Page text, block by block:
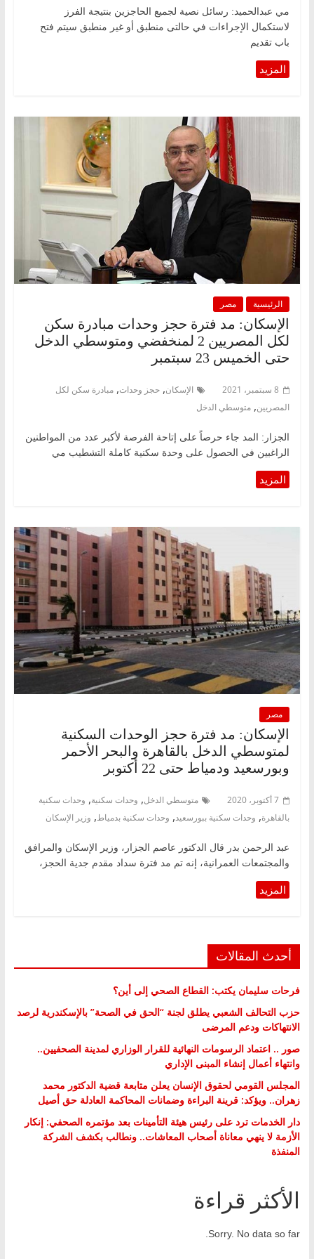
مي عبدالحميد: رسائل نصية لجميع الحاجزين بنتيجة الفرز
لاستكمال الإجراءات في حالتى منطبق أو غير منطبق سيتم فتح
باب تقديم
الرئيسية مصر
الإسكان: مد فترة حجز وحدات مبادرة سكن
لكل المصريين 2 لمنخفضي ومتوسطي الدخل
حتى الخميس 23 سبتمبر
8 سبتمبر، 2021 الإسكان, حجز وحدات, مبادرة سكن لكل
المصريين, متوسطي الدخل
الجزار: المد جاء حرصاً على إتاحة الفرصة لأكبر عدد من المواطنين
الراغبين في الحصول على وحدة سكنية كاملة التشطيب مي
مصر
الإسكان: مد فترة حجز الوحدات السكنية
لمتوسطي الدخل بالقاهرة والبحر الأحمر
وبورسعيد ودمياط حتى 22 أكتوبر
7 أكتوبر، 2020 متوسطي الدخل, وحدات سكنية, وحدات سكنية
بالقاهرة, وحدات سكنية ببورسعيد, وحدات سكنية بدمياط, وزير الإسكان
عبد الرحمن بدر قال الدكتور عاصم الجزار، وزير الإسكان والمرافق
والمجتمعات العمرانية، إنه تم مد فترة سداد مقدم جدية الحجز،
أحدث المقالات
فرحات سليمان يكتب: القطاع الصحي إلى أين؟
حزب التحالف الشعبي يطلق لجنة “الحق في الصحة” بالإسكندرية لرصد
الانتهاكات ودعم المرضى
صور .. اعتماد الرسومات النهائية للقرار الوزاري لمدينة الصحفيين..
وانتهاء أعمال إنشاء المبنى الإداري
المجلس القومي لحقوق الإنسان يعلن متابعة قضية الدكتور محمد
زهران.. ويؤكد: قرينة البراءة وضمانات المحاكمة العادلة حق أصيل
دار الخدمات ترد على رئيس هيئة التأمينات بعد مؤتمره الصحفي: إنكار
الأزمة لا ينهي معاناة أصحاب المعاشات.. ونطالب بكشف الشركة
المنفذة
الأكثر قراءة
Sorry. No data so far.